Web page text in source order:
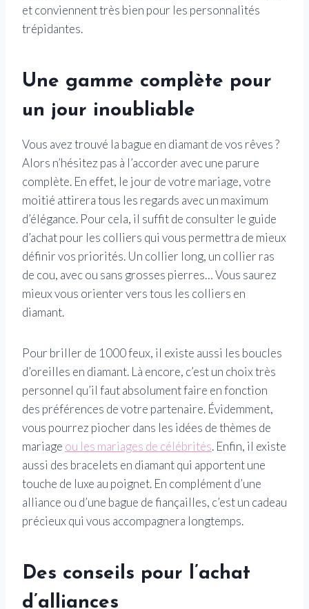
et conviennent très bien pour les personnalités
trépidantes.
Une gamme complète pour
un jour inoubliable
Vous avez trouvé la bague en diamant de vos rêves ?
Alors n’hésitez pas à l’accorder avec une parure
complète. En effet, le jour de votre mariage, votre
moitié attirera tous les regards avec un maximum
d’élégance. Pour cela, il suffit de consulter le guide
d’achat pour les colliers qui vous permettra de mieux
définir vos priorités. Un collier long, un collier ras
de cou, avec ou sans grosses pierres… Vous saurez
mieux vous orienter vers tous les colliers en
diamant.
Pour briller de 1000 feux, il existe aussi les boucles
d’oreilles en diamant. Là encore, c’est un choix très
personnel qu’il faut absolument faire en fonction
des préférences de votre partenaire. Évidemment,
vous pourrez piocher dans les idées de thèmes de
mariage ou les mariages de célébrités. Enfin, il existe
aussi des bracelets en diamant qui apportent une
touche de luxe au poignet. En complément d’une
alliance ou d’une bague de fiançailles, c’est un cadeau
précieux qui vous accompagnera longtemps.
Des conseils pour l’achat
d’alliances